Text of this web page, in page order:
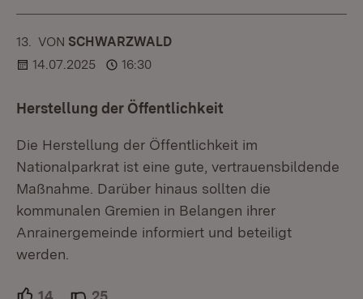
13. KOMMENTAR
VON :SCHWARZWALD
14.07.2025
16:30
Herstellung der Öffentlichkeit
Die Herstellung der Öffentlichkeit im
Nationalparkrat ist eine gute, vertrauensbildende
Maßnahme. Darüber hinaus sollten die
kommunalen Gremien in Belangen ihrer
Anrainergemeinde informiert und beteiligt
werden.